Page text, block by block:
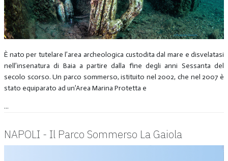
È nato per tutelare l’area archeologica custodita dal mare e disvelatasi
nell’insenatura di Baia a partire dalla fine degli anni Sessanta del
secolo scorso. Un parco sommerso, istituito nel 2002, che nel 2007 è
stato equiparato ad un’Area Marina Protetta e
...
NAPOLI - Il Parco Sommerso La Gaiola